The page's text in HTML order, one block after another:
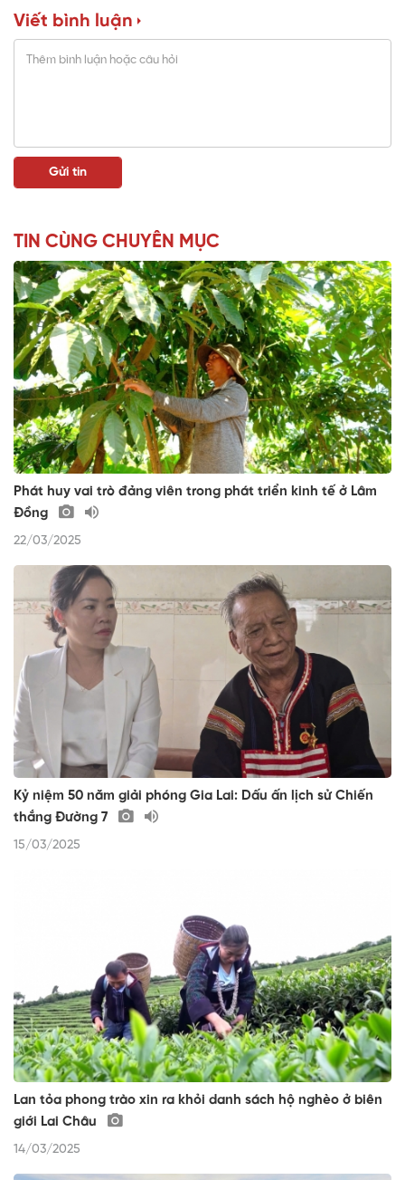
Viết bình luận
TIN CÙNG CHUYÊN MỤC
Phát huy vai trò đảng viên trong phát triển kinh tế ở Lâm
Đồng
22/03/2025
Kỷ niệm 50 năm giải phóng Gia Lai: Dấu ấn lịch sử Chiến
thắng Đường 7
15/03/2025
Lan tỏa phong trào xin ra khỏi danh sách hộ nghèo ở biên
giới Lai Châu
14/03/2025